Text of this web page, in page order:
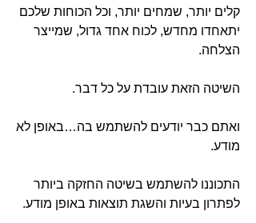
קלים יותר, שמחים יותר, וכל הכוחות שלכם
יתאחדו מחדש, לכוח אחד גדול, שמייצר
הצלחה.
השיטה הזאת עובדת על כל דבר.
ואתם כבר יודעים להשתמש בה…באופן לא
מודע.
התכוננו להשתמש בשיטה החזקה ביותר
לפתרון בעיות והשגת תוצאות באופן מודע.